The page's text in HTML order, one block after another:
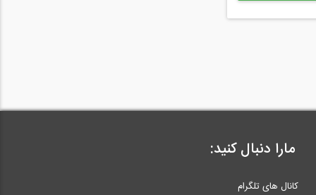
مارا دنبال کنید:
کانال های تلگرام